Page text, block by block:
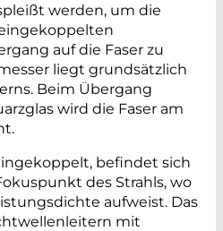
werden, um die
auf die Faser zu
liegt grundsätzlich
Beim Übergang
wird die Faser am
befindet sich
des Strahls, wo
aufweist. Das
mit